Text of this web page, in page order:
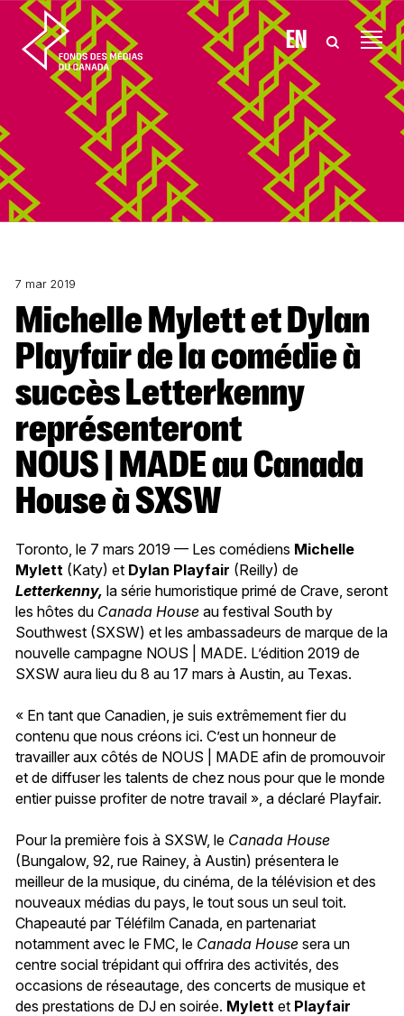
Aller au contenu EN
7 mar 2019
Michelle Mylett et Dylan
Playfair de la comédie à
succès Letterkenny
représenteront
NOUS | MADE au Canada
House à SXSW
Toronto, le 7 mars 2019 — Les comédiens Michelle
Mylett (Katy) et Dylan Playfair (Reilly) de
Letterkenny, la série humoristique primé de Crave, seront
les hôtes du Canada House au festival South by
Southwest (SXSW) et les ambassadeurs de marque de la
nouvelle campagne NOUS | MADE. L’édition 2019 de
SXSW aura lieu du 8 au 17 mars à Austin, au Texas.
« En tant que Canadien, je suis extrêmement fier du
contenu que nous créons ici. C’est un honneur de
travailler aux côtés de NOUS | MADE afin de promouvoir
et de diffuser les talents de chez nous pour que le monde
entier puisse profiter de notre travail », a déclaré Playfair.
Pour la première fois à SXSW, le Canada House
(Bungalow, 92, rue Rainey, à Austin) présentera le
meilleur de la musique, du cinéma, de la télévision et des
nouveaux médias du pays, le tout sous un seul toit.
Chapeauté par Téléfilm Canada, en partenariat
notamment avec le FMC, le Canada House sera un
centre social trépidant qui offrira des activités, des
occasions de réseautage, des concerts de musique et
des prestations de DJ en soirée. Mylett et Playfair